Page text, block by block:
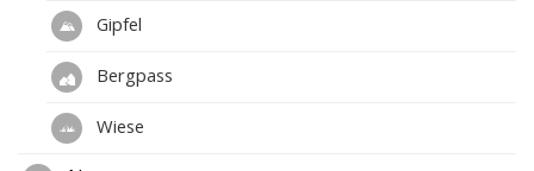
Gipfel
Bergpass
Wiese